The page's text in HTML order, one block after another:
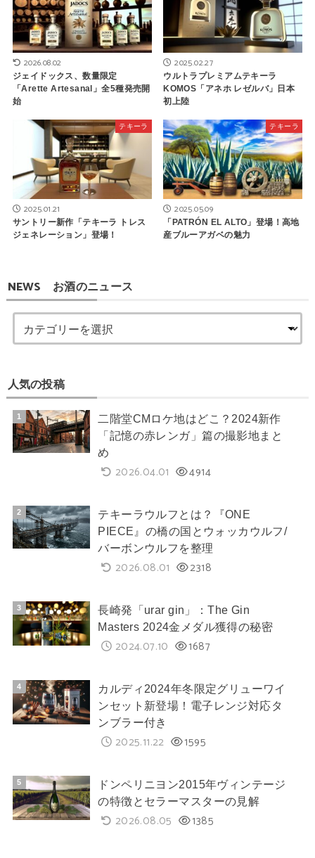
2026.08.02
ジェイドックス、数量限定
「Arette Artesanal」全5種発売開
始
2025.02.27
ウルトラプレミアムテキーラ
KOMOS「アネホ レゼルバ」日本
初上陸
テキーラ
2025.01.21
サントリー新作「テキーラ トレス
ジェネレーション」登場！
テキーラ
2025.05.09
「PATRÓN EL ALTO」登場！高地
産ブルーアガベの魅力
NEWS お酒のニュース
人気の投稿
二階堂CMロケ地はどこ？2024新作
「記憶の赤レンガ」篇の撮影地まと
め
2026.04.01 4914
テキーラウルフとは？『ONE
PIECE』の橋の国とウォッカウルフ/
バーボンウルフを整理
2026.08.01 2318
長崎発「urar gin」：The Gin
Masters 2024金メダル獲得の秘密
2024.07.10 1687
カルディ2024年冬限定グリューワイ
ンセット新登場！電子レンジ対応タ
ンブラー付き
2025.11.22 1595
ドンペリニヨン2015年ヴィンテージ
の特徴とセラーマスターの見解
2026.08.05 1385